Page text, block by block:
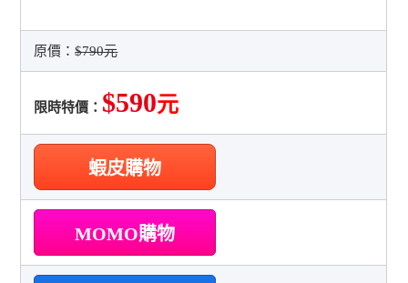
原價：$790元
限時特價： $590元
蝦皮購物
MOMO購物